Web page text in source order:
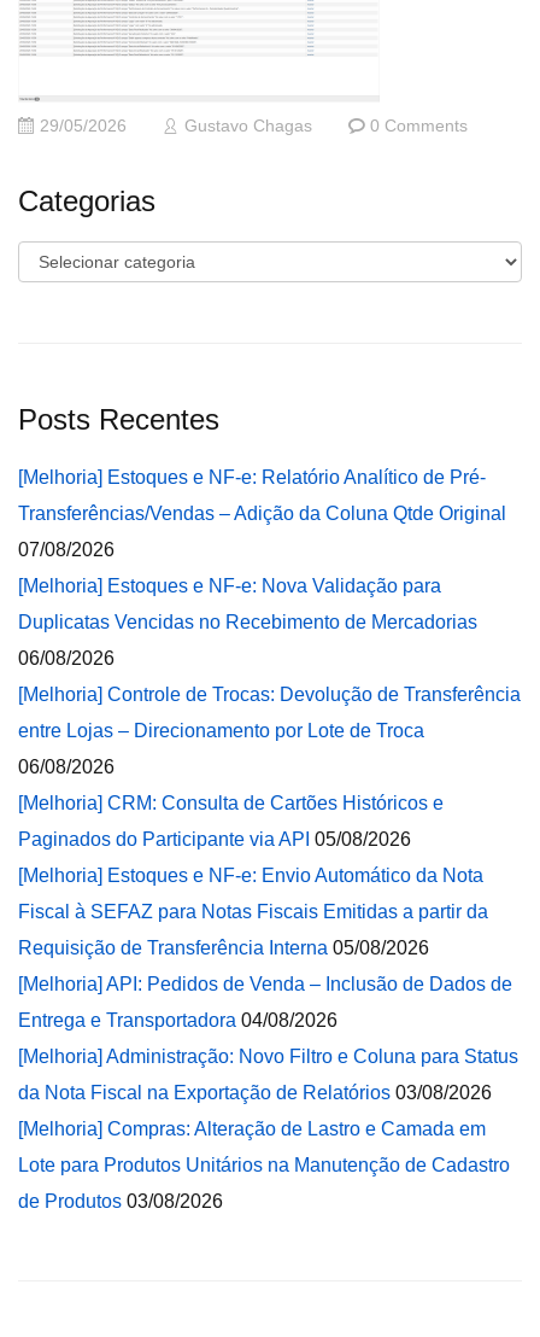
29/05/2026 Gustavo Chagas 0 Comments
Categorias
Categorias
Posts Recentes
[Melhoria] Estoques e NF-e: Relatório Analítico de Pré-
Transferências/Vendas – Adição da Coluna Qtde Original
07/08/2026
[Melhoria] Estoques e NF-e: Nova Validação para
Duplicatas Vencidas no Recebimento de Mercadorias
06/08/2026
[Melhoria] Controle de Trocas: Devolução de Transferência
entre Lojas – Direcionamento por Lote de Troca
06/08/2026
[Melhoria] CRM: Consulta de Cartões Históricos e
Paginados do Participante via API 05/08/2026
[Melhoria] Estoques e NF-e: Envio Automático da Nota
Fiscal à SEFAZ para Notas Fiscais Emitidas a partir da
Requisição de Transferência Interna 05/08/2026
[Melhoria] API: Pedidos de Venda – Inclusão de Dados de
Entrega e Transportadora 04/08/2026
[Melhoria] Administração: Novo Filtro e Coluna para Status
da Nota Fiscal na Exportação de Relatórios 03/08/2026
[Melhoria] Compras: Alteração de Lastro e Camada em
Lote para Produtos Unitários na Manutenção de Cadastro
de Produtos 03/08/2026